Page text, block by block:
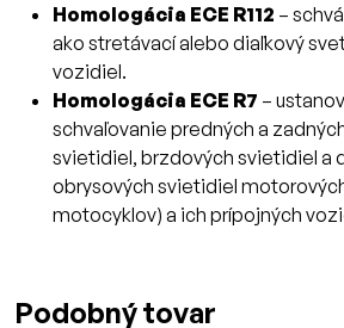
Homologácia ECE R112 –
ako stretávací alebo diaľkový
vozidiel.
Homologácia ECE R7 –
schvaľovanie predných a
svietidiel, brzdových svietidiel a
obrysových svietidiel
motocyklov) a ich prípojných
Podobný tovar